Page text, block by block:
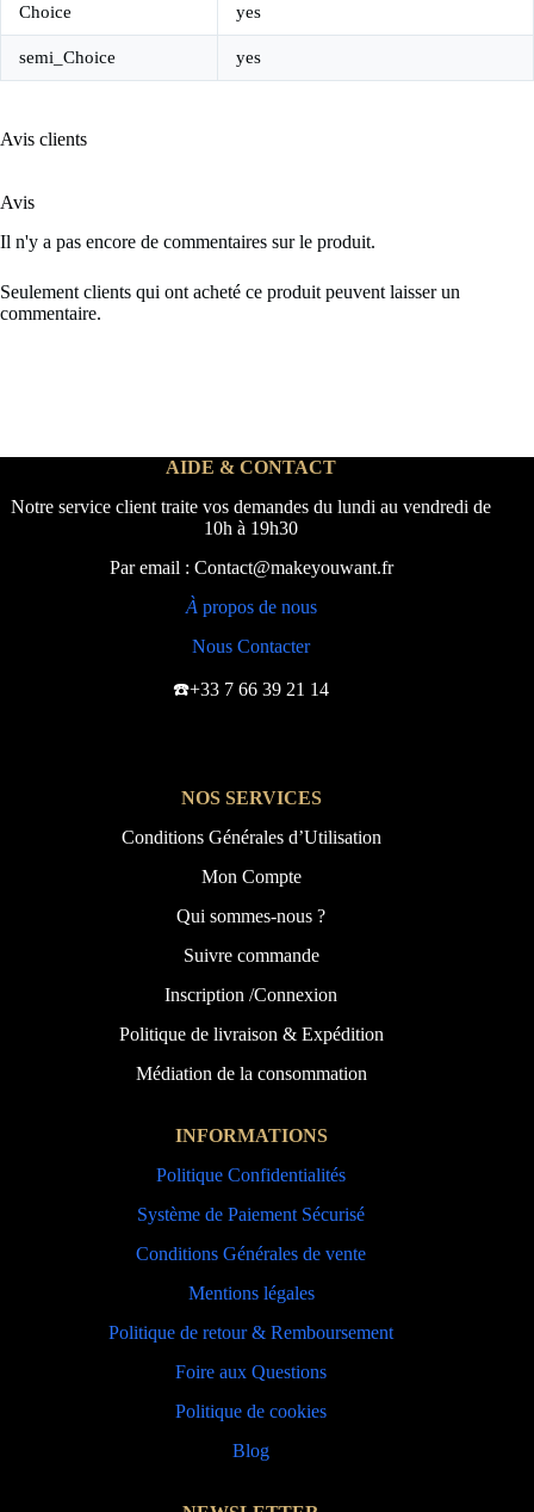
Choice yes
semi_Choice yes
Avis clients
Avis
Il n'y a pas encore de commentaires sur le produit.
Seulement clients qui ont acheté ce produit peuvent laisser un
commentaire.
AIDE & CONTACT
Notre service client traite vos demandes du lundi au vendredi de
10h à 19h30
Par email : Contact@makeyouwant.fr
À propos de nous
Nous Contacter
☎️+33 7 66 39 21 14
NOS SERVICES
Conditions Générales d’Utilisation
Mon Compte
Qui sommes-nous ?
Suivre commande
Inscription /Connexion
Politique de livraison & Expédition
Médiation de la consommation
INFORMATIONS
Politique Confidentialités
Système de Paiement Sécurisé
Conditions Générales de vente
Mentions légales
Politique de retour & Remboursement
Foire aux Questions
Politique de cookies
Blog